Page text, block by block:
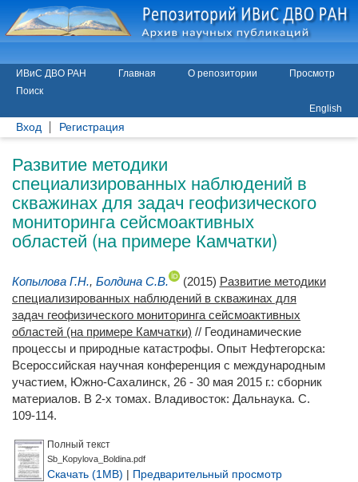
ИВиС ДВО РАН Главная О репозитории
Просмотр
Поиск
English
Вход Регистрация
Развитие методики
специализированных наблюдений в
скважинах для задач геофизического
мониторинга сейсмоактивных
областей (на примере Камчатки)
Копылова Г.Н., Болдина С.В. (2015) Развитие методики
специализированных наблюдений в скважинах для
задач геофизического мониторинга сейсмоактивных
областей (на примере Камчатки) // Геодинамические
процессы и природные катастрофы. Опыт Нефтегорска:
Всероссийская научная конференция с международным
участием, Южно-Сахалинск, 26 - 30 мая 2015 г.: сборник
материалов. В 2-х томах. Владивосток: Дальнаука. С.
109-114.
Полный текст
Sb_Kopylova_Boldina.pdf
Скачать (1MB) | Предварительный просмотр